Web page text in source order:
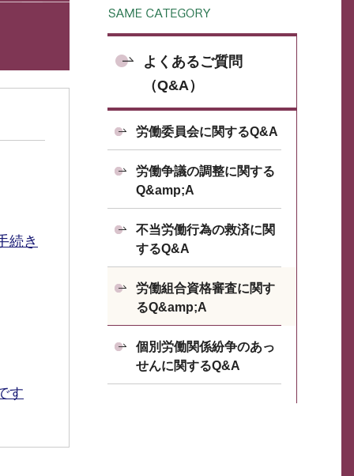
続き
す
よくあるご質問
（Q&A）
労働委員会に関するQ&A
労働争議の調整に関する
Q&amp;A
不当労働行為の救済に関
するQ&A
労働組合資格審査に関す
るQ&amp;A
個別労働関係紛争のあっ
せんに関するQ&A